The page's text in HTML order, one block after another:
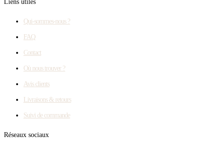
Liens utiles
Qui-sommes-nous ?
FAQ
Contact
Où nous trouver ?
Avis clients
Livraisons & retours
Suivi de commande
Réseaux sociaux